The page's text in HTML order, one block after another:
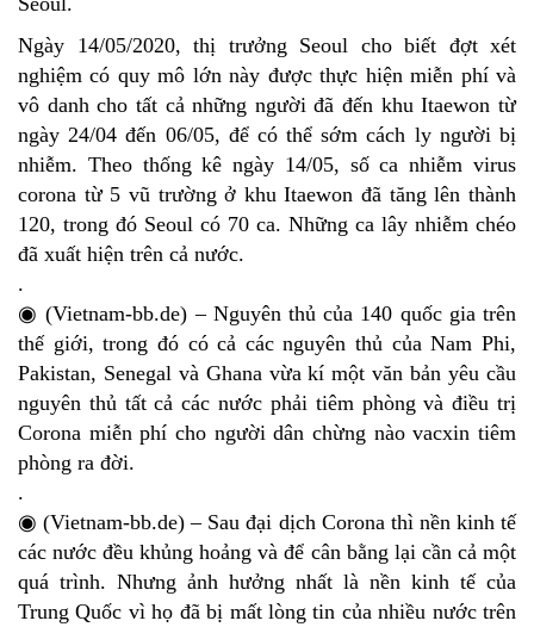
Ngày 14/05/2020, thị trưởng Seoul cho biết đợt xét
nghiệm có quy mô lớn này được thực hiện miễn phí và
vô danh cho tất cả những người đã đến khu Itaewon từ
ngày 24/04 đến 06/05, để có thể sớm cách ly người bị
nhiễm. Theo thống kê ngày 14/05, số ca nhiễm virus
corona từ 5 vũ trường ở khu Itaewon đã tăng lên thành
120, trong đó Seoul có 70 ca. Những ca lây nhiễm chéo
đã xuất hiện trên cả nước.
.
◉ (Vietnam-bb.de) – Nguyên thủ của 140 quốc gia trên
thế giới, trong đó có cả các nguyên thủ của Nam Phi,
Pakistan, Senegal và Ghana vừa kí một văn bản yêu cầu
nguyên thủ tất cả các nước phải tiêm phòng và điều trị
Corona miễn phí cho người dân chừng nào vacxin tiêm
phòng ra đời.
.
◉ (Vietnam-bb.de) – Sau đại dịch Corona thì nền kinh tế
các nước đều khủng hoảng và để cân bằng lại cần cả một
quá trình. Nhưng ảnh hưởng nhất là nền kinh tế của
Trung Quốc vì họ đã bị mất lòng tin của nhiều nước trên